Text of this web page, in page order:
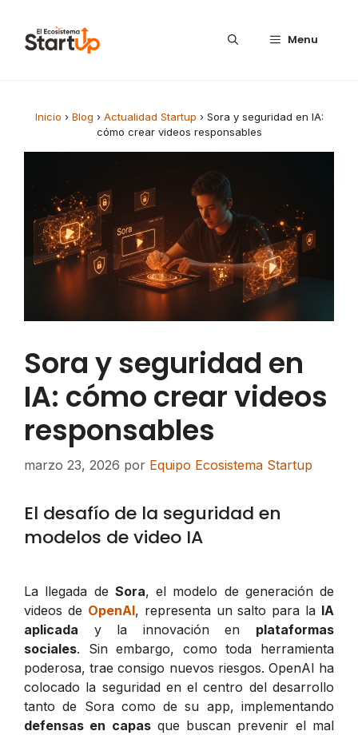
Menu
Inicio › Blog › Actualidad Startup › Sora y seguridad en IA:
cómo crear videos responsables
Sora y seguridad en
IA: cómo crear videos
responsables
marzo 23, 2026 por Equipo Ecosistema Startup
El desafío de la seguridad en
modelos de video IA
La llegada de Sora, el modelo de generación de
videos de OpenAI, representa un salto para la IA
aplicada y la innovación en plataformas
sociales. Sin embargo, como toda herramienta
poderosa, trae consigo nuevos riesgos. OpenAI ha
colocado la seguridad en el centro del desarrollo
tanto de Sora como de su app, implementando
defensas en capasque buscan prevenir el mal